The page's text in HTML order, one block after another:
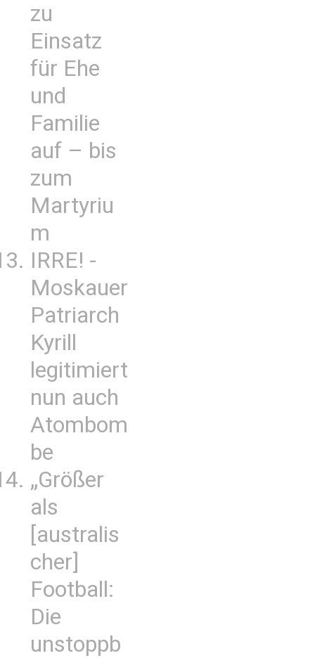
zu
Einsatz
für Ehe
und
Familie
auf – bis
zum
Martyriu
m
IRRE! -
Moskauer
Patriarch
Kyrill
legitimiert
nun auch
Atombom
be
„Größer
als
[australis
cher]
Football:
Die
unstoppb